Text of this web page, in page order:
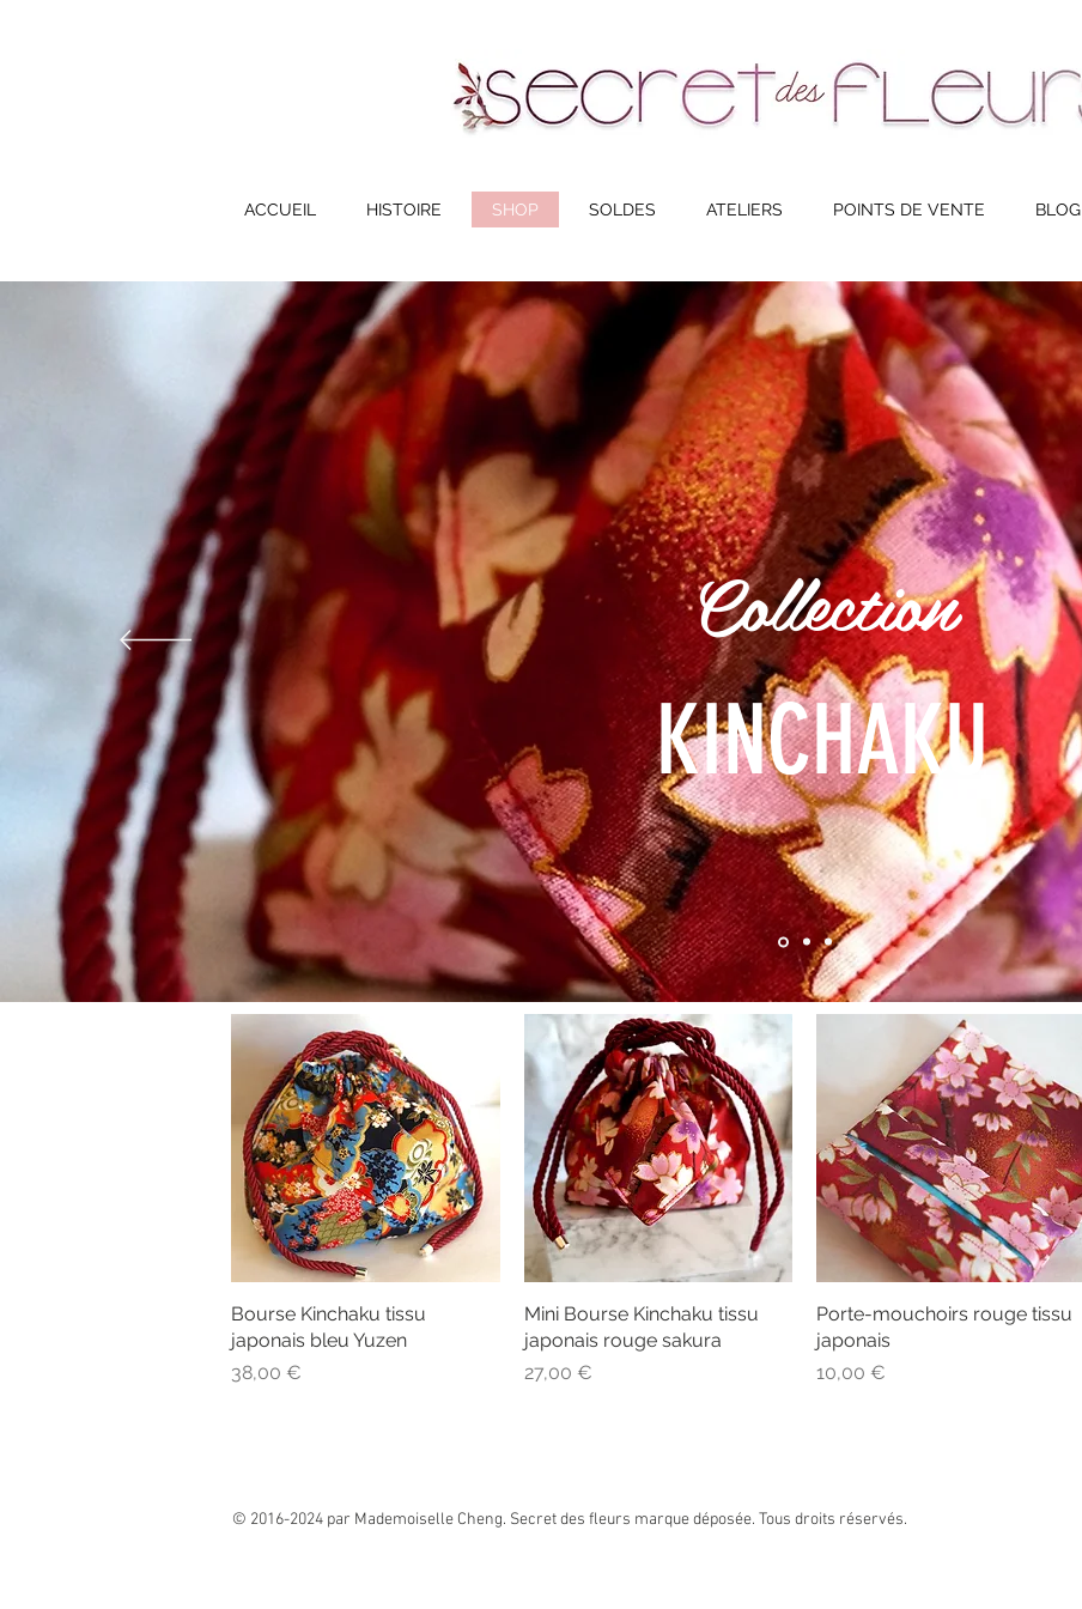
NAVIGATION
ACCUEIL HISTOIRE SHOP SOLDES ATELIERS POINTS DE VENTE BLOG
Collection
KINCHAKU
Aperçu rapide
Bourse Kinchaku tissu
japonais bleu Yuzen
Prix
38,00 €
Aperçu rapide
Mini Bourse Kinchaku tissu
japonais rouge sakura
Prix
27,00 €
Aperçu rapide
Porte-mouchoirs rouge tissu
japonais
Prix
10,00 €
© 2016-2024 par Mademoiselle Cheng. Secret des fleurs marque déposée. Tous droits réservés.